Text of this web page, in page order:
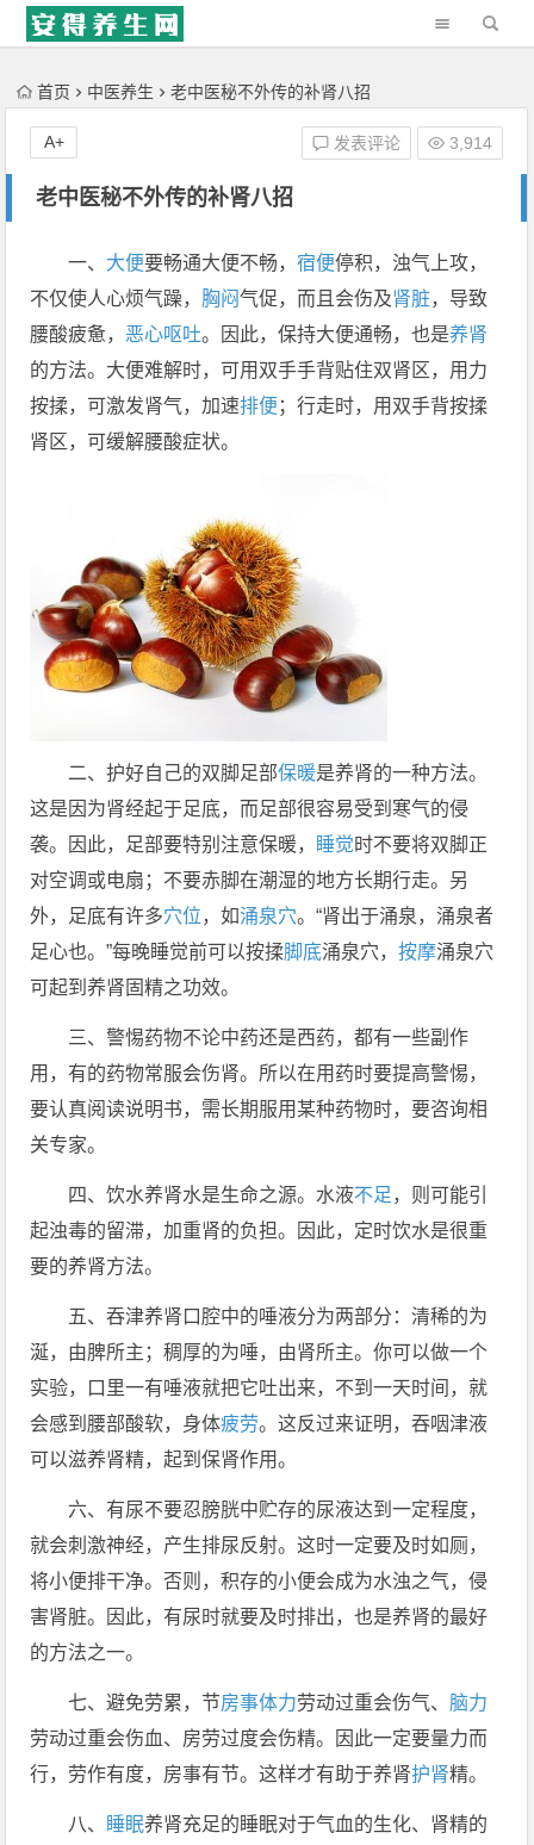
'); })();
首页 中医养生 老中医秘不外传的补肾八招
老中医秘不外传的补肾八招
发表评论 3,914
A+
一、 大便要畅通大便不畅，宿便停积，浊气上攻，
不仅使人心烦气躁， 胸闷气促，而且会伤及肾脏，导致
腰酸疲惫， 恶心呕吐。因此，保持大便通畅，也是养肾
的方法。大便难解时，可用双手手背贴住双肾区，用力
按揉，可激发肾气，加速排便 ；行走时，用双手背按揉
肾区，可缓解腰酸症状。
二、护好自己的双脚足部保暖是养肾的一种方法。
这是因为肾经起于足底，而足部很容易受到寒气的侵
袭。因此，足部要特别注意保暖， 睡觉时不要将双脚正
对空调或电扇；不要赤脚在潮湿的地方长期行走。另
外，足底有许多穴位，如涌泉穴。“肾出于涌泉，涌泉者
足心也。”每晚睡觉前可以按揉脚底涌泉穴，按摩涌泉穴
可起到养肾固精之功效。
三、警惕药物不论中药还是西药，都有一些副作
用，有的药物常服会伤肾。所以在用药时要提高警惕，
要认真阅读说明书，需长期服用某种药物时，要咨询相
关专家。
四、饮水养肾水是生命之源。水液不足 ，则可能引
起浊毒的留滞，加重肾的负担。因此，定时饮水是很重
要的养肾方法。
五、吞津养肾口腔中的唾液分为两部分：清稀的为
涎，由脾所主；稠厚的为唾，由肾所主。你可以做一个
实验，口里一有唾液就把它吐出来，不到一天时间，就
会感到腰部酸软，身体疲劳。这反过来证明，吞咽津液
可以滋养肾精，起到保肾作用。
六、有尿不要忍膀胱中贮存的尿液达到一定程度，
就会刺激神经，产生排尿反射。这时一定要及时如厕，
将小便排干净。否则，积存的小便会成为水浊之气，侵
害肾脏。因此，有尿时就要及时排出，也是养肾的最好
的方法之一。
七、避免劳累，节房事体力劳动过重会伤气、 脑力
劳动过重会伤血、房劳过度会伤精。因此一定要量力而
行，劳作有度，房事有节。这样才有助于养肾护肾精。
八、 睡眠养肾充足的睡眠对于气血的生化、肾精的